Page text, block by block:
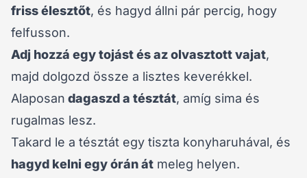
friss élesztőt, és hagyd állni pár percig, hogy
felfusson.
Adj hozzá egy tojást és az olvasztott vajat,
majd dolgozd össze a lisztes keverékkel.
Alaposan dagaszd a tésztát, amíg sima és
rugalmas lesz.
Takard le a tésztát egy tiszta konyharuhával, és
hagyd kelni egy órán át meleg helyen.